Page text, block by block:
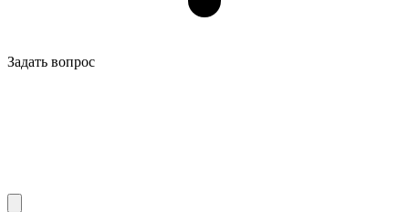
Задать вопрос